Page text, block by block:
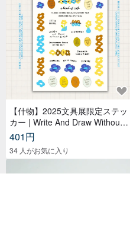
【什物】2025文具展限定ステッ
カー | Write And Draw Without
Limited
401円
34 人がお気に入り